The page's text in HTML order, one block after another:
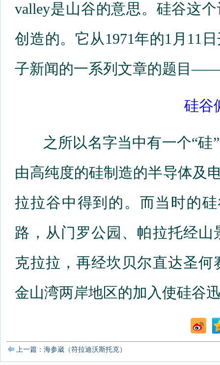
valley是山谷的意思。硅谷这
创造的。它从1971年的1月11
子新闻的一系列文章的题目
硅谷
之所以名字当中有一个“硅”
由高纯度的硅制造的半导体及
拉拉谷中得到的。而当时的
路，从门罗公园、帕拉托经
克拉拉，再经坎贝尔直达圣
金山湾两岸地区的加入使硅谷
上一篇：海参崴（符拉迪沃斯托克）